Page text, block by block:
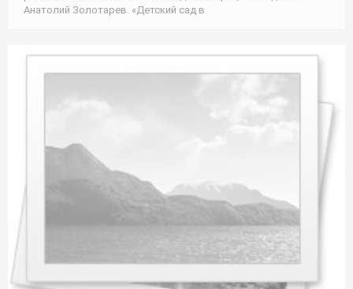
Анатолий Золотарев. «Детский сад в